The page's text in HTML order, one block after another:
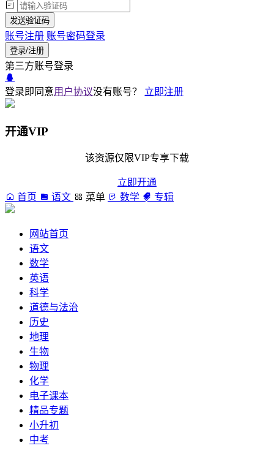
发送验证码
账号注册 账号密码登录
登录/注册
第三方账号登录
登录即同意用户协议没有账号？ 立即注册
开通VIP
该资源仅限VIP专享下载
立即开通
首页
语文 菜单 数学 专辑
网站首页
语文
数学
英语
科学
道德与法治
历史
地理
生物
物理
化学
电子课本
精品专题
小升初
中考